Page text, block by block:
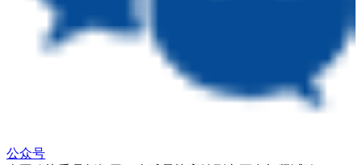
公众号